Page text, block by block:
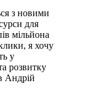
з новими
для
мільйона
я хочу
у
розвитку
Андрій